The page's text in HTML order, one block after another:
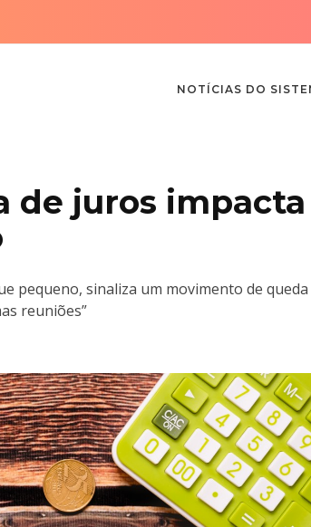
NOTÍCIAS DO
de juros impacta
pequeno, sinaliza um movimento de queda
reuniões”